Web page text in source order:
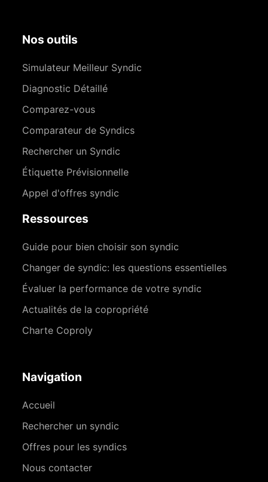
Nos outils
Simulateur Meilleur Syndic
Diagnostic Détaillé
Comparez-vous
Comparateur de Syndics
Rechercher un Syndic
Étiquette Prévisionnelle
Appel d'offres syndic
Ressources
Guide pour bien choisir son syndic
Changer de syndic: les questions essentielles
Évaluer la performance de votre syndic
Actualités de la copropriété
Charte Coproly
Navigation
Accueil
Rechercher un syndic
Offres pour les syndics
Nous contacter